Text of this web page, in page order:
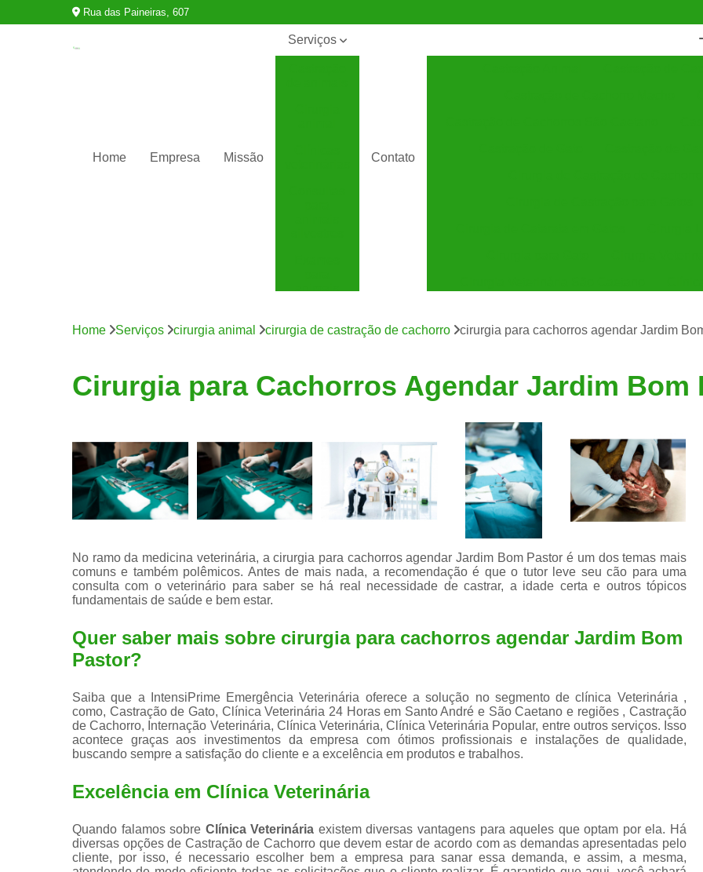
Rua das Paineiras, 607
Home Empresa Missão
Serviços
animais
para
tártaro
Contato
Clínica Veterinária Especializada em Cães
Clínica Veterinária Santo André
Consulta de
Consulta Médica
Consulta Médica Veterinária para
Consulta para
Consulta para Animais Silvestres São
Consulta para Silvestres
Exame de Endoscopia Veterinária
Exame de Ultrassom para
Exame para Animais Santo André
Exame para Cachorro
Internação Semi Intensiva Veterinária
Internação Veterinária Santo André
Home Serviços cirurgia animal cirurgia de castração de cachorro cirurgia para cachorros agendar Jardim
Cirurgia para Cachorros Agendar Jardim Bom
No ramo da medicina veterinária, a cirurgia para cachorros agendar Jardim Bom Pastor é um dos temas mais
comuns e também polêmicos. Antes de mais nada, a recomendação é que o tutor leve seu cão para uma
consulta com o veterinário para saber se há real necessidade de castrar, a idade certa e outros tópicos
fundamentais de saúde e bem estar.
Quer saber mais sobre cirurgia para cachorros agendar Jardim Bom
Pastor?
Saiba que a IntensiPrime Emergência Veterinária oferece a solução no segmento de clínica Veterinária ,
como, Castração de Gato, Clínica Veterinária 24 Horas em Santo André e São Caetano e regiões , Castração
de Cachorro, Internação Veterinária, Clínica Veterinária, Clínica Veterinária Popular, entre outros serviços. Isso
acontece graças aos investimentos da empresa com ótimos profissionais e instalações de qualidade,
buscando sempre a satisfação do cliente e a excelência em produtos e trabalhos.
Excelência em Clínica Veterinária
Quando falamos sobre Clínica Veterinária existem diversas vantagens para aqueles que optam por ela. Há
diversas opções de Castração de Cachorro que devem estar de acordo com as demandas apresentadas pelo
cliente, por isso, é necessario escolher bem a empresa para sanar essa demanda, e assim, a mesma,